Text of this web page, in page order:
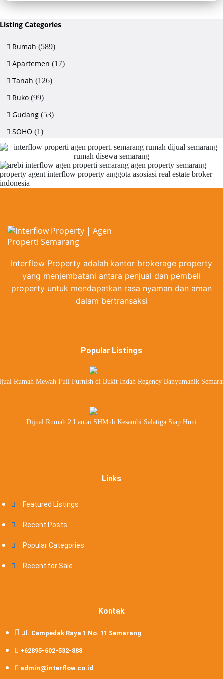
listrik 5500 watt, air artetis. Lingkungan asri & strategis.
Listing Categories
Rumah (589)
Apartemen (17)
Tanah (126)
Ruko (99)
Gudang (53)
SOHO (1)
Interflow Property adalah kantor brokerage property
yang menjembatani antara penjual dan pembeli
property untuk mendapatkan rasa nyaman dan aman
dalam bertransaksi
Popular Listings
Rumah Mewah Full Furnish di Bukit Indah Regency Banyumanik
Dijual Rumah 2 Lantai SHM di Kesambi Salatiga Siap Huni
Links
Featured Listings
Recent Posts
Popular Categories
Recent for Sale
Kontak
Jl. Cempedak Raya 1 No. 11 Semarang
+62895-602-532-888
admin@interflow.co.id